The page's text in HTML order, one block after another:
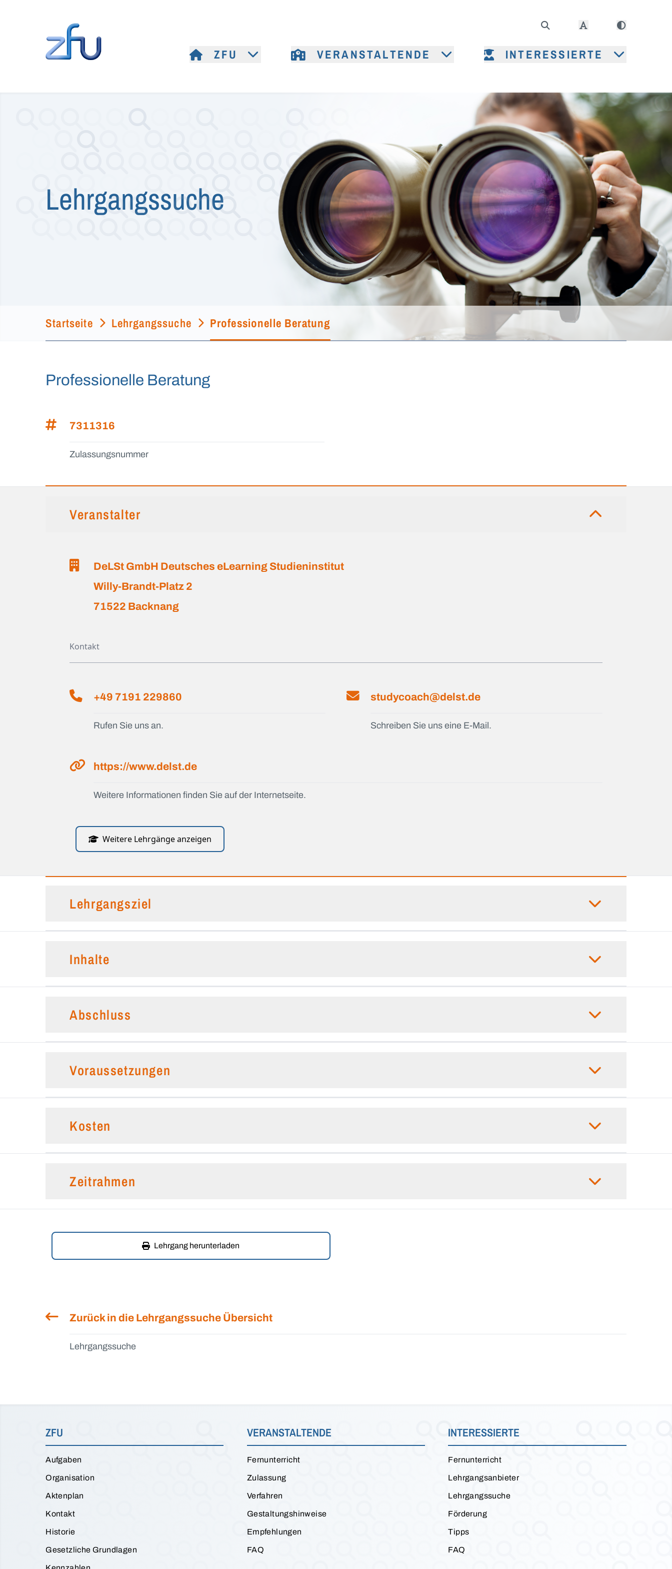
ZFU VERANSTALTENDE INTERESSIERTE
Lehrgangssuche
Startseite Lehrgangssuche Professionelle Beratung
Professionelle Beratung
7311316
Zulassungsnummer
Veranstalter
DeLSt GmbH Deutsches eLearning Studieninstitut
Willy-Brandt-Platz 2
71522 Backnang
Kontakt
+49 7191 229860
Rufen Sie uns an.
studycoach@delst.de
Schreiben Sie uns eine E-Mail.
https://www.delst.de
Weitere Informationen finden Sie auf der Internetseite.
Weitere Lehrgänge anzeigen
Lehrgangsziel
Inhalte
Abschluss
Voraussetzungen
Kosten
Zeitrahmen
Lehrgang herunterladen
Zurück in die Lehrgangssuche Übersicht
Lehrgangssuche
ZFU
Aufgaben
Organisation
Aktenplan
Kontakt
Historie
Gesetzliche Grundlagen
VERANSTALTENDE
Fernunterricht
Zulassung
Verfahren
Gestaltungshinweise
Empfehlungen
FAQ
INTERESSIERTE
Fernunterricht
Lehrgangsanbieter
Lehrgangssuche
Förderung
Tipps
FAQ